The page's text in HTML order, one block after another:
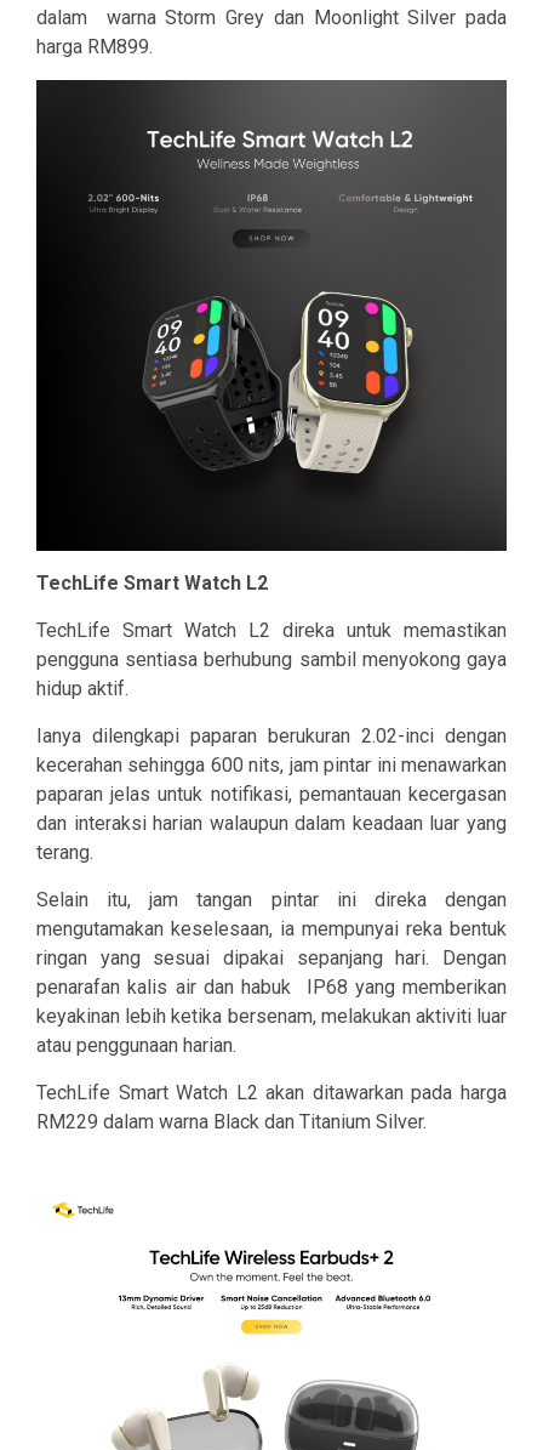
dalam warna Storm Grey dan Moonlight Silver pada
harga RM899.
TechLife Smart Watch L2
TechLife Smart Watch L2 direka untuk memastikan
pengguna sentiasa berhubung sambil menyokong gaya
hidup aktif.
Ianya dilengkapi paparan berukuran 2.02-inci dengan
kecerahan sehingga 600 nits, jam pintar ini menawarkan
paparan jelas untuk notifikasi, pemantauan kecergasan
dan interaksi harian walaupun dalam keadaan luar yang
terang.
Selain itu, jam tangan pintar ini direka dengan
mengutamakan keselesaan, ia mempunyai reka bentuk
ringan yang sesuai dipakai sepanjang hari. Dengan
penarafan kalis air dan habuk IP68 yang memberikan
keyakinan lebih ketika bersenam, melakukan aktiviti luar
atau penggunaan harian.
TechLife Smart Watch L2 akan ditawarkan pada harga
RM229 dalam warna Black dan Titanium Silver.